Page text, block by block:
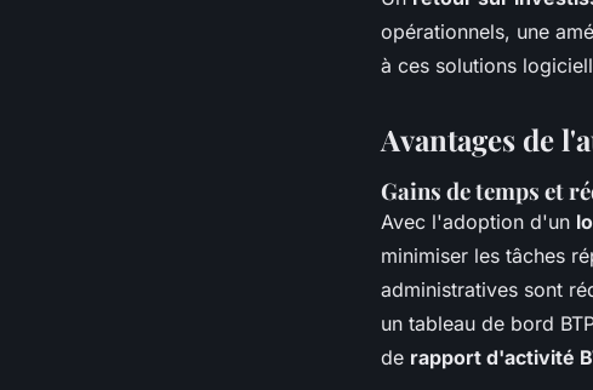
opérationnels, une
à ces solutions
Avantages de
Gains de temps et
Avec l'adoption d'un
minimiser les tâches
administratives sont
un tableau de bord
de rapport d'activité